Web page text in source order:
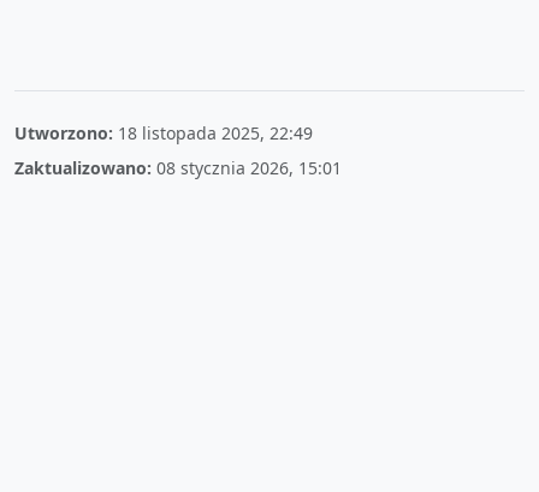
Utworzono: 18 listopada 2025, 22:49
Zaktualizowano: 08 stycznia 2026, 15:01